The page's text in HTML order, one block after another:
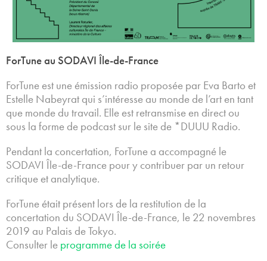
ForTune au SODAVI Île-de-France
ForTune est une émission radio proposée par Eva Barto et
Estelle Nabeyrat qui s’intéresse au monde de l’art en tant
que monde du travail. Elle est retransmise en direct ou
sous la forme de podcast sur le site de *DUUU Radio.
Pendant la concertation, ForTune a accompagné le
SODAVI Île-de-France pour y contribuer par un retour
critique et analytique.
ForTune était présent lors de la restitution de la
concertation du SODAVI Île-de-France, le 22 novembres
2019 au Palais de Tokyo.
Consulter le programme de la soirée